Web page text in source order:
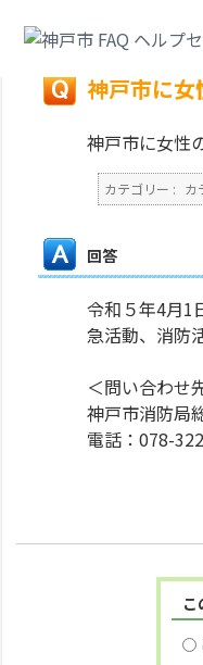
戻る
神戸市に女
神戸市に女性
カテゴリー : カ
回答
令和５年4月1
急活動、消防
＜問い合わせ
神戸市消防局
電話：078-